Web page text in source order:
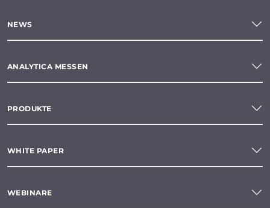
NEWS
ANALYTICA MESSEN
PRODUKTE
WHITE PAPER
WEBINARE